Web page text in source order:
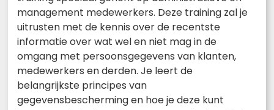
management medewerkers. Deze training zal je
uitrusten met de kennis over de recentste
informatie over wat wel en niet mag in de
omgang met persoonsgegevens van klanten,
medewerkers en derden. Je leert de
belangrijkste principes van
gegevensbescherming en hoe je deze kunt